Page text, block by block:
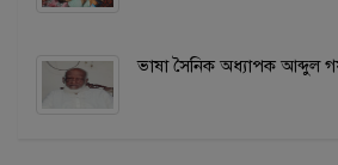
ভাষা সৈনিক অধ্যাপক আব্দুল